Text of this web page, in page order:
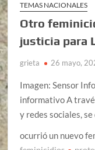
TEMAS NACIONALES
Otro
justicia para
grieta 26 mayo,
Imagen: Sensor
informativo A
y redes sociales,
ocurrió un nuevo